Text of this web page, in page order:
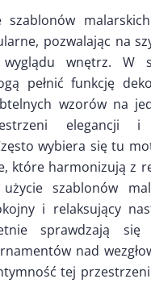
szablonów
pozwalając na
wyglądu wnętrz. W
pełnić funkcję
wzorów na
elegancji i
wybiera się tu
które harmonizują z
szablonów
i relaksujący
sprawdzają
nad
tej